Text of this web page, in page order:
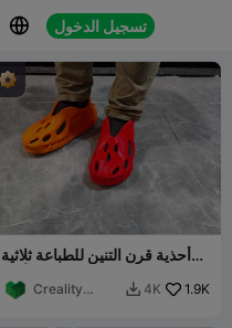
 تسجيل الدخول
 
أحذية قرن التنين للطباعة ثلاثية
Creality
 4K 1.9K